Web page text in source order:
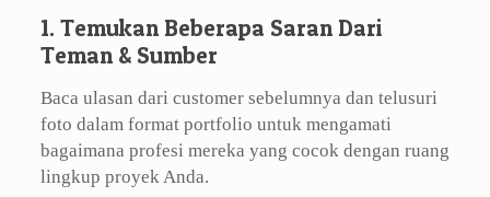
1. Temukan Beberapa Saran Dari
Teman & Sumber
Baca ulasan dari customer sebelumnya dan telusuri
foto dalam format portfolio untuk mengamati
bagaimana profesi mereka yang cocok dengan ruang
lingkup proyek Anda.